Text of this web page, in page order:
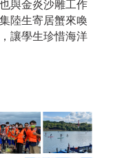
與金炎沙雕工作
陸生寄居蟹來喚
讓學生珍惜海洋